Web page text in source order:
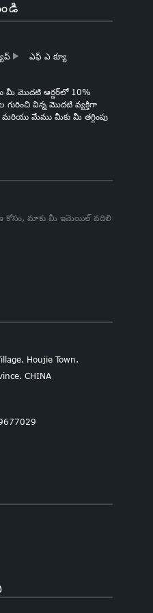
ఎఫ్ ఎ క్యూ
మీ మొదటి ఆర్డర్‌లో 10%
గురించి విన్న మొదటి వ్యక్తిగా
మేము మీకు మీ తగ్గింపు
కోసం, మాకు మీ ఇమెయిల్ వదిలి
Houjie Town.
CHINA